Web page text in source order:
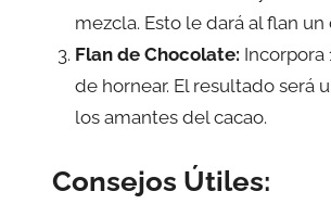
mezcla. Esto le dará al flan
Flan de Chocolate:
de hornear. El resultado será
los amantes del cacao.
Consejos Útiles: